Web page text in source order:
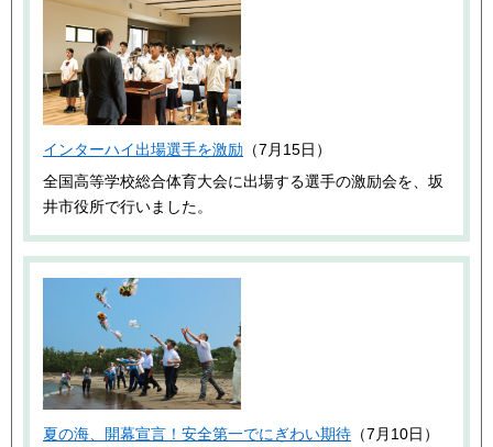
インターハイ出場選手を激励 （7月15日）
全国高等学校総合体育大会に出場する選手の激励会を、坂
井市役所で行いました。
夏の海、開幕宣言！安全第一でにぎわい期待 （7月10日）